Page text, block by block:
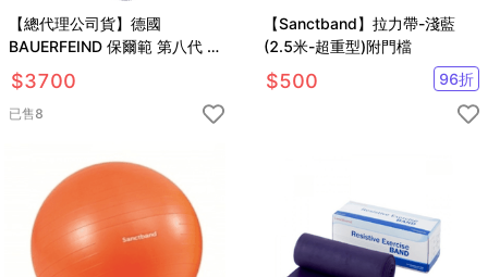
【總代理公司貨】德國
BAUERFEIND 保爾範 第八代 基
本款 護膝
$3700
已售8
【Sanctband】拉力帶-淺藍
(2.5米-超重型)附門檔
$500 96折